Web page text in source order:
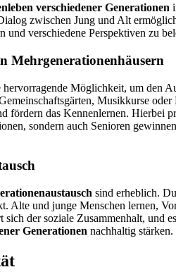
verschiedener Generationen
zwischen Jung und Alt
und verschiedene Perspektiven zu
Mehrgenerationenhäusern
hervorragende Möglichkeit, um den
Musikkurse
fördern das Kennenlernen. Hierbei
sondern auch Senioren
sind erheblich.
Alte und junge Menschen lernen,
der soziale Zusammenhalt, und
Generationen nachhaltig stärken.